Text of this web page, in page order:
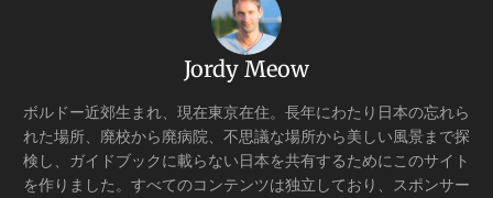
Jordy Meow
ボルドー近郊生まれ、現在東京在住。長年にわたり日本の忘れら
れた場所、廃校から廃病院、不思議な場所から美しい風景まで探
検し、ガイドブックに載らない日本を共有するためにこのサイト
を作りました。すべてのコンテンツは独立しており、スポンサー